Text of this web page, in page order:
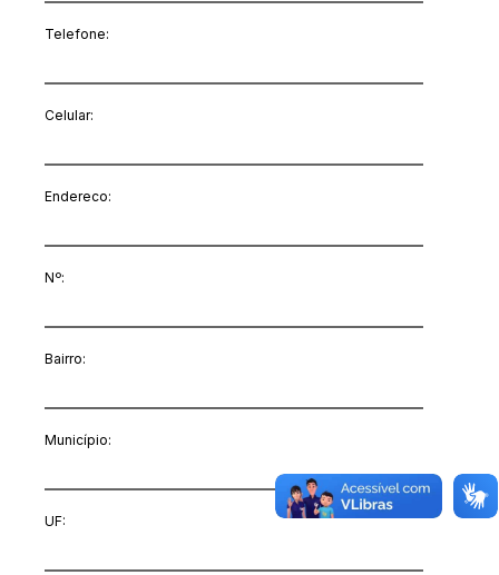
Telefone:
Celular:
Endereco:
Nº:
Bairro:
Município:
UF: